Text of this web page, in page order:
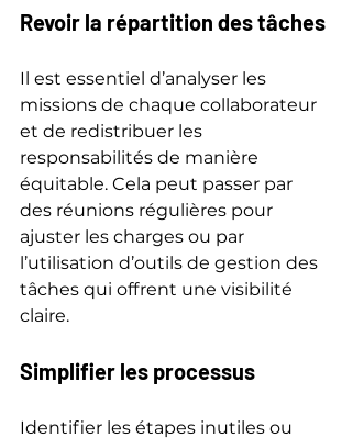
Revoir la répartition des tâches
Il est essentiel d’analyser les
missions de chaque collaborateur
et de redistribuer les
responsabilités de manière
équitable. Cela peut passer par
des réunions régulières pour
ajuster les charges ou par
l’utilisation d’outils de gestion des
tâches qui offrent une visibilité
claire.
Simplifier les processus
Identifier les étapes inutiles ou